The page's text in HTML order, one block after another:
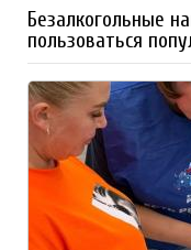
Безалкогольные
пользоваться